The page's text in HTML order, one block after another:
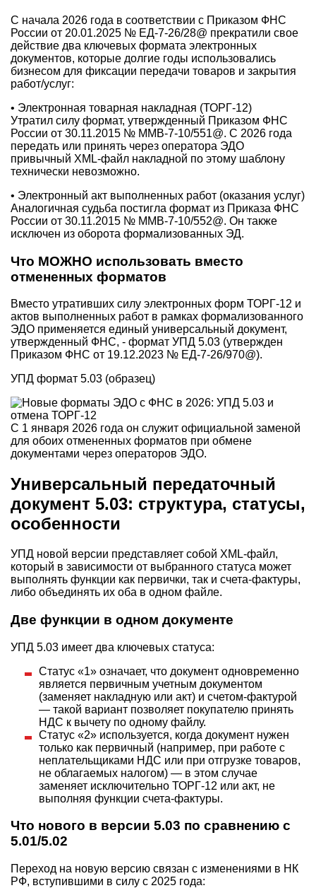
С начала 2026 года в соответствии с Приказом ФНС
России от 20.01.2025 № ЕД-7-26/28@ прекратили свое
действие два ключевых формата электронных
документов, которые долгие годы использовались
бизнесом для фиксации передачи товаров и закрытия
работ/услуг:
• Электронная товарная накладная (ТОРГ-12)
Утратил силу формат, утвержденный Приказом ФНС
России от 30.11.2015 № ММВ-7-10/551@. С 2026 года
передать или принять через оператора ЭДО
привычный XML-файл накладной по этому шаблону
технически невозможно.
• Электронный акт выполненных работ (оказания услуг)
Аналогичная судьба постигла формат из Приказа ФНС
России от 30.11.2015 № ММВ-7-10/552@. Он также
исключен из оборота формализованных ЭД.
Что МОЖНО использовать вместо
отмененных форматов
Вместо утративших силу электронных форм ТОРГ-12 и
актов выполненных работ в рамках формализованного
ЭДО применяется единый универсальный документ,
утвержденный ФНС, - формат УПД 5.03 (утвержден
Приказом ФНС от 19.12.2023 № ЕД-7-26/970@).
УПД формат 5.03 (образец)
С 1 января 2026 года он служит официальной заменой
для обоих отмененных форматов при обмене
документами через операторов ЭДО.
Универсальный передаточный
документ 5.03: структура, статусы,
особенности
УПД новой версии представляет собой XML-файл,
который в зависимости от выбранного статуса может
выполнять функции как первички, так и счета-фактуры,
либо объединять их оба в одном файле.
Две функции в одном документе
УПД 5.03 имеет два ключевых статуса:
Статус «1» означает, что документ одновременно
является первичным учетным документом
(заменяет накладную или акт) и счетом-фактурой
— такой вариант позволяет покупателю принять
НДС к вычету по одному файлу.
Статус «2» используется, когда документ нужен
только как первичный (например, при работе с
неплательщиками НДС или при отгрузке товаров,
не облагаемых налогом) — в этом случае
заменяет исключительно ТОРГ-12 или акт, не
выполняя функции счета-фактуры.
Что нового в версии 5.03 по сравнению с
5.01/5.02
Переход на новую версию связан с изменениями в НК
РФ, вступившими в силу с 2025 года: